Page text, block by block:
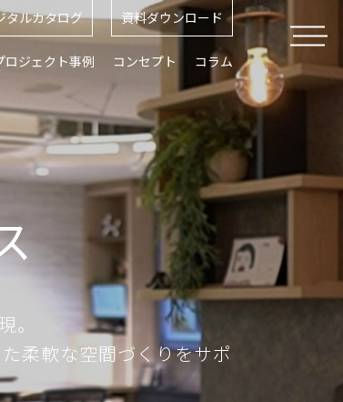
タルカタログ 資料ダウンロード
ロジェクト事例 コンセプト コラム
。
柔軟な空間づくりをサポ